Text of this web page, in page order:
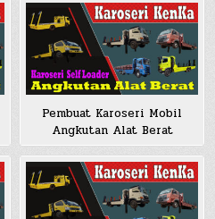
Pembuat Karoseri Mobil
Angkutan Alat Berat